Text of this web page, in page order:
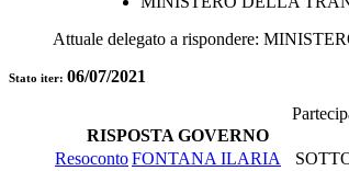
Attuale delegato a rispondere:
Stato iter: 06/07/2021
RISPOSTA GOVERNO
ResocontoFONTANA ILARIA